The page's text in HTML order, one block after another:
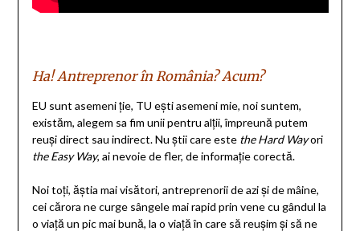
Ha! Antreprenor în România? Acum?
EU sunt asemeni ție, TU ești asemeni mie, noi suntem,
existăm, alegem sa fim unii pentru alții, împreună putem
reuși direct sau indirect. Nu știi care este the Hard Wayori
the Easy Way, ai nevoie de fler, de informație corectă.
Noi toți, ăștia mai visători, antreprenorii de azi și de mâine,
cei cărora ne curge sângele mai rapid prin vene cu gândul la
o viață un pic mai bună, la o viață în care să reușim și să ne